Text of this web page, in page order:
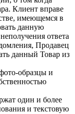
Клиент вправе
имеющемся в
данную
ответа
Продавец
данный Товар из
образцы и
один и более
и текстовую